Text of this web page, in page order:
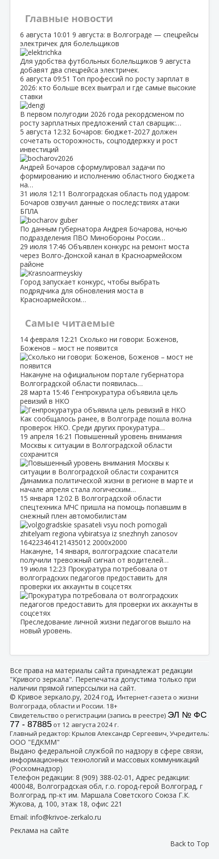
Главные новости
6 августа 10:01 9 августа: в Волгограде — спецрейсы
электричек для болельщиков
Для удобства футбольных болельщиков 9 августа
добавят два спецрейса электричек.
6 августа 09:51 Топ профессий по росту зарплат в
2026: кто больше всех выиграл и где самые высокие
ставки
В первом полугодии 2026 года рекордсменом по
росту зарплатных предложений стал сварщик:…
5 августа 12:32 Бочаров: бюджет‑2027 должен
сочетать осторожность, соцподдержку и рост
инвестиций
Андрей Бочаров сформулировал задачи по
формированию и исполнению областного бюджета
на…
31 июля 12:11 Волгоградская область под ударом:
Бочаров озвучил данные о последствиях атаки
БПЛА
По данным губернатора Андрея Бочарова, ночью
подразделения ПВО Минобороны России…
29 июля 17:46 Объявлен конкурс на ремонт моста
через Волго‑Донской канал в Красноармейском
районе
Город запускает конкурс, чтобы выбрать
подрядчика для обновления моста в
Красноармейском…
Самые читаемые
14 февраля 12:21 Сколько ни говори: Боженов,
Боженов – мост не появится
Накануне на официальном портале губернатора
Волгоградской области появилась…
28 марта 15:46 Генпрокуратура объявила цель
ревизий в НКО
Как сообщалось ранее, в Волгограде пошла волна
проверок НКО. Среди других прокуратура…
19 апреля 16:21 Повышенный уровень внимания
Москвы к ситуации в Волгоградской области
сохранится
Динамика политической жизни в регионе в марте и
начале апреля стала логическим…
15 января 12:02 В Волгоградской области
спецтехника МЧС пришла на помощь попавшим в
снежный плен автомобилистам
Накануне, 14 января, волгоградские спасатели
получили тревожный сигнал от водителей…
19 июля 12:23 Прокуратура потребовала от
волгоградских педагогов предоставить для
проверки их аккаунты в соцсетях
Преследование личной жизни педагогов вышло на
новый уровень.
Все права на материалы сайта принадлежат редакции
"Кривого зеркала". Перепечатка допустима только при
наличии прямой гиперссылки на сайт.
© Кривое зеркало.ру, 2024 год, Интернет-газета о жизни
Волгограда, области и России. 18+
Свидетельство о регистрации (запись в реестре) ЭЛ № ФС
77 - 87885от 12 августа 2024 г.
Главный редактор: Крылов Александр Сергеевич, Учредитель:
ООО "ЕДКММ"
Выдано федеральной службой по надзору в сфере связи,
информационных технологий и массовых коммуникаций
(Роскомнадзор)
Телефон редакции: 8 (909) 388-02-01 , Адрес редакции:
400048, Волгоградская обл, г.о. город-герой Волгоград, г
Волгоград, пр-кт им. Маршала Советского Союза Г.К.
Жукова, д. 100, этаж 18, офис 221
Email: info@krivoe-zerkalo.ru
Реклама на сайте
Back to Top